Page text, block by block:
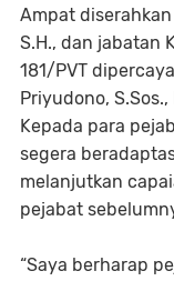
Ampat
S.H., dan jabatan
181/PVT
Priyudono, S.Sos.,
Kepada para
segera
melanjutkan
pejabat
“Saya berharap